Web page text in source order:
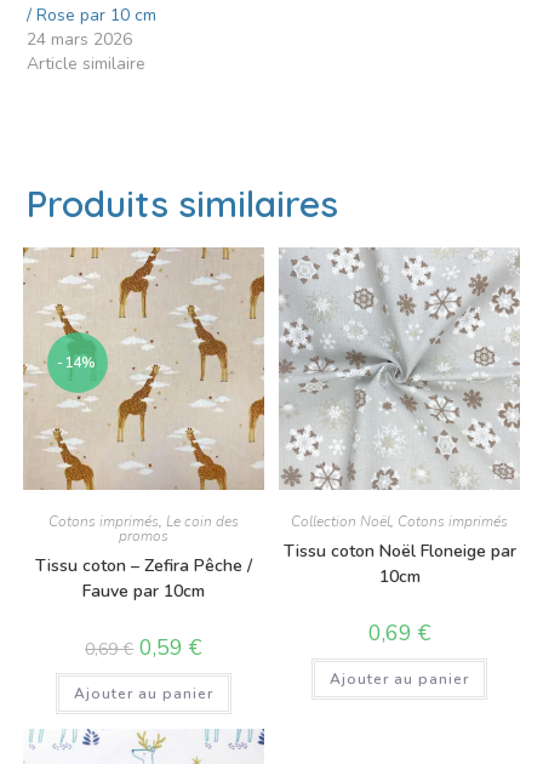
/ Rose par 10 cm
24 mars 2026
Article similaire
Produits similaires
-14%
Cotons imprimés, Le coin des
promos
Tissu coton – Zefira Pêche /
Fauve par 10cm
0,69€ 0,59€
Ajouter au panier
Collection Noël, Cotons imprimés
Tissu coton Noël Floneige par
10cm
0,69€
Ajouter au panier